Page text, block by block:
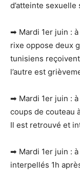
d’atteinte
➡ Mardi 1er juin :
rixe oppose deux
tunisiens
l’autre est
➡ Mardi 1er juin :
coups de couteau
Il est retrouvé et
➡ Mardi 1er juin :
interpellés 1h